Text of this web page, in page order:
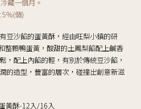
藏一個月。
個)
豆沙餡的蛋黃酥，經由旺梨小鎮的研
整顆鴨蛋黃，酸甜的土鳳梨餡配上鹹香
，配上內餡的輕，有別於傳統豆沙餡，
的造型，豐富的層次，碰撞出創意新滋
黃酥-12入/16入